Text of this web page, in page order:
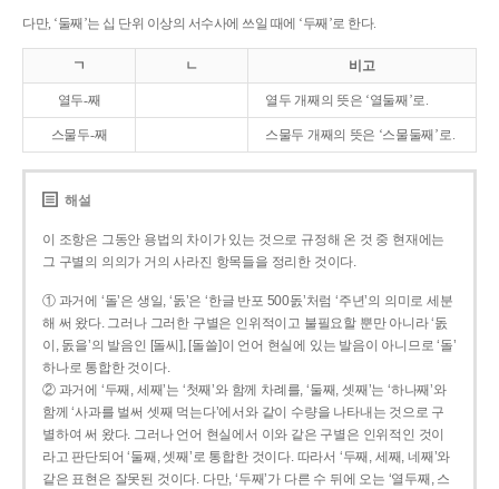
다만, ‘둘째’는 십 단위 이상의 서수사에 쓰일 때에 ‘두째’로 한다.
ㄱ ㄴ 비고
열두-째 열두 개째의 뜻은 ‘열둘째’로.
스물두-째 스물두 개째의 뜻은 ‘스물둘째’로.
해설
이 조항은 그동안 용법의 차이가 있는 것으로 규정해 온 것 중 현재에는
그 구별의 의의가 거의 사라진 항목들을 정리한 것이다.
① 과거에 ‘돌’은 생일, ‘돐’은 ‘한글 반포 500돐’처럼 ‘주년’의 의미로 세분
해 써 왔다. 그러나 그러한 구별은 인위적이고 불필요할 뿐만 아니라 ‘돐
이, 돐을’의 발음인 [돌씨], [돌쓸]이 언어 현실에 있는 발음이 아니므로 ‘돌’
하나로 통합한 것이다.
② 과거에 ‘두째, 세째’는 ‘첫째’와 함께 차례를, ‘둘째, 셋째’는 ‘하나째’와
함께 ‘사과를 벌써 셋째 먹는다’에서와 같이 수량을 나타내는 것으로 구
별하여 써 왔다. 그러나 언어 현실에서 이와 같은 구별은 인위적인 것이
라고 판단되어 ‘둘째, 셋째’로 통합한 것이다. 따라서 ‘두째, 세째, 네째’와
같은 표현은 잘못된 것이다. 다만, ‘두째’가 다른 수 뒤에 오는 ‘열두째, 스